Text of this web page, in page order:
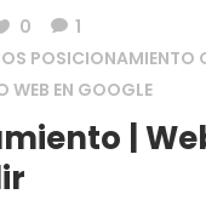
0
1
POSICIONAMIENTO
WEB EN GOOGLE
|